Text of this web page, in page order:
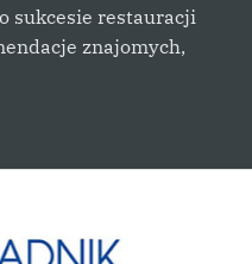
sukcesie restauracji
znajomych,